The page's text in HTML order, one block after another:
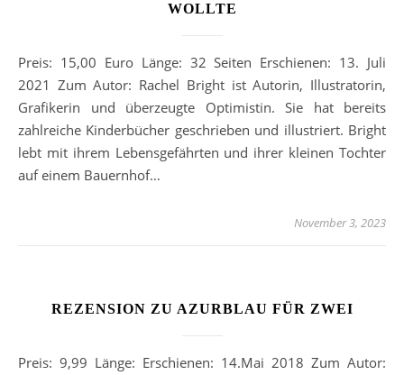
WOLLTE
Preis: 15,00 Euro Länge: 32 Seiten Erschienen: 13. Juli
2021 Zum Autor: Rachel Bright ist Autorin, Illustratorin,
Grafikerin und überzeugte Optimistin. Sie hat bereits
zahlreiche Kinderbücher geschrieben und illustriert. Bright
lebt mit ihrem Lebensgefährten und ihrer kleinen Tochter
auf einem Bauernhof…
November 3, 2023
REZENSION ZU AZURBLAU FÜR ZWEI
Preis: 9,99 Länge: Erschienen: 14.Mai 2018 Zum Autor: